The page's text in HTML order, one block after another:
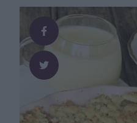
Kolasnittstäcket är
hemgjord vaniljvisp –
vaniljsås – recept …